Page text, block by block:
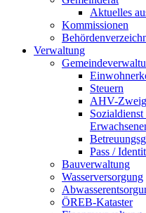
Aktuelles
Kommissionen
Verwaltung
Steuern
AHV-
Pass /
Bauverwaltung
Wasserversorgung
ÖREB-Kataster